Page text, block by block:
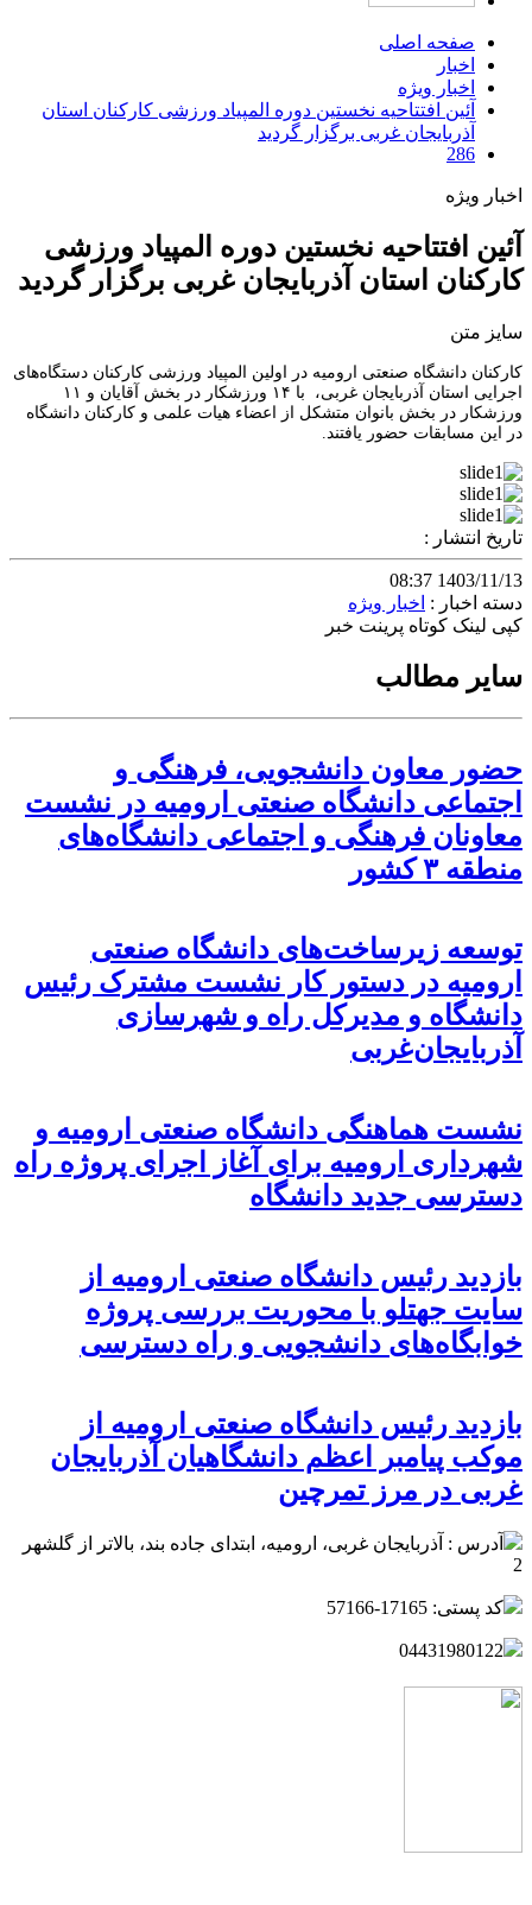
صفحه اصلی
اخبار
اخبار ویژه
آئین افتتاحیه نخستین دوره المپیاد ورزشی کارکنان استان
آذربایجان غربی برگزار گردید
286
اخبار ویژه
آئین افتتاحیه نخستین دوره المپیاد ورزشی
کارکنان استان آذربایجان غربی برگزار گردید
سایز متن
کارکنان دانشگاه صنعتی ارومیه در اولین المپیاد ورزشی کارکنان دستگاه‌های
اجرایی استان آذربایجان غربی، با ۱۴ ورزشکار در بخش آقایان و ۱۱
ورزشکار در بخش بانوان متشکل از اعضاء هیات علمی و کارکنان دانشگاه
در این مسابقات حضور یافتند.
تاریخ انتشار :
1403/11/13 08:37
دسته اخبار : اخبار ویژه
کپی لینک کوتاه پرینت خبر
سایر مطالب
حضور معاون دانشجویی، فرهنگی و
اجتماعی دانشگاه صنعتی ارومیه در نشست
معاونان فرهنگی و اجتماعی دانشگاه‌های
منطقه ۳ کشور
توسعه زیرساخت‌های دانشگاه صنعتی
ارومیه در دستور کار نشست مشترک رئیس
دانشگاه و مدیرکل راه و شهرسازی
آذربایجان‌غربی
نشست هماهنگی دانشگاه صنعتی ارومیه و
شهرداری ارومیه برای آغاز اجرای پروژه راه
دسترسی جدید دانشگاه
بازدید رئیس دانشگاه صنعتی ارومیه از
سایت جهتلو با محوریت بررسی پروژه
خوابگاه‌های دانشجویی و راه دسترسی
بازدید رئیس دانشگاه صنعتی ارومیه از
موکب پیامبر اعظم دانشگاهیان آذربایجان
غربی در مرز تمرچین
آدرس : آذربایجان غربی، ارومیه، ابتدای جاده بند، بالاتر از گلشهر
2
کد پستی: 17165-57166
04431980122